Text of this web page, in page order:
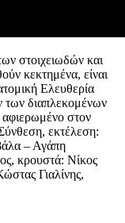
στοιχειωδών και
κεκτημένα, είναι
Ελευθερία
των διαπλεκομένων
στον
εκτέλεση:
– Αγάπη
κρουστά: Νίκος
Γιαλίνης,